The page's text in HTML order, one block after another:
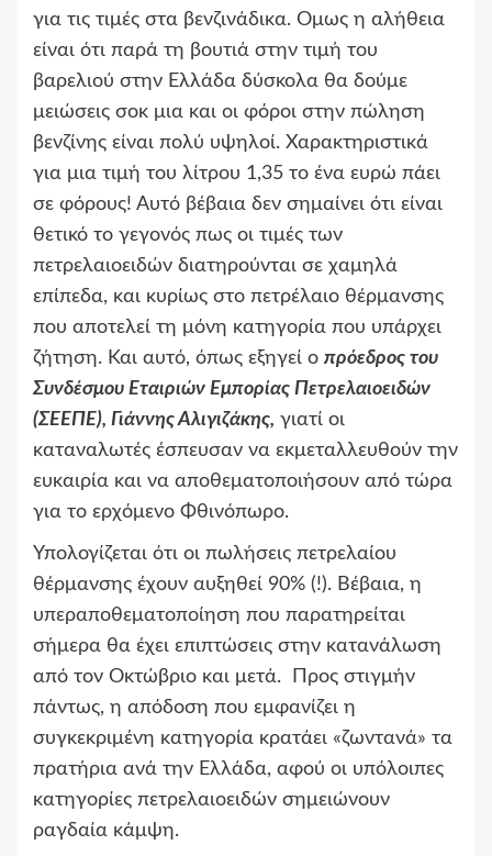
για τις τιμές στα βενζινάδικα. Ομως η αλήθεια
είναι ότι παρά τη βουτιά στην τιμή του
βαρελιού στην Ελλάδα δύσκολα θα δούμε
μειώσεις σοκ μια και οι φόροι στην πώληση
βενζίνης είναι πολύ υψηλοί. Χαρακτηριστικά
για μια τιμή του λίτρου 1,35 το ένα ευρώ πάει
σε φόρους! Αυτό βέβαια δεν σημαίνει ότι είναι
θετικό το γεγονός πως οι τιμές των
πετρελαιοειδών διατηρούνται σε χαμηλά
επίπεδα, και κυρίως στο πετρέλαιο θέρμανσης
που αποτελεί τη μόνη κατηγορία που υπάρχει
ζήτηση. Και αυτό, όπως εξηγεί ο πρόεδρος του
Συνδέσμου Εταιριών Εμπορίας Πετρελαιοειδών
(ΣΕΕΠΕ), Γιάννης Αλιγιζάκης, γιατί οι
καταναλωτές έσπευσαν να εκμεταλλευθούν την
ευκαιρία και να αποθεματοποιήσουν από τώρα
για το ερχόμενο Φθινόπωρο.
Υπολογίζεται ότι οι πωλήσεις πετρελαίου
θέρμανσης έχουν αυξηθεί 90% (!). Βέβαια, η
υπεραποθεματοποίηση που παρατηρείται
σήμερα θα έχει επιπτώσεις στην κατανάλωση
από τον Οκτώβριο και μετά. Προς στιγμήν
πάντως, η απόδοση που εμφανίζει η
συγκεκριμένη κατηγορία κρατάει «ζωντανά» τα
πρατήρια ανά την Ελλάδα, αφού οι υπόλοιπες
κατηγορίες πετρελαιοειδών σημειώνουν
ραγδαία κάμψη.